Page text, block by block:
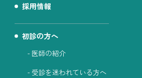
採用情報
初診の方へ
医師の紹介
受診を迷われている方へ